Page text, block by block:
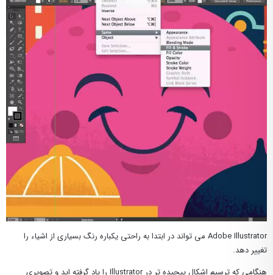
Adobe Illustrator می تواند در ابتدا به راحتی یکباره رنگ بسیاری از اشیاء را
تغییر دهد.